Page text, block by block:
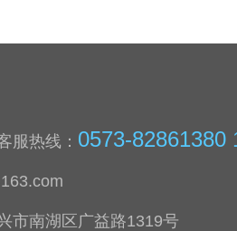
服热线： 0573-82861380
市南湖区广益路1319号